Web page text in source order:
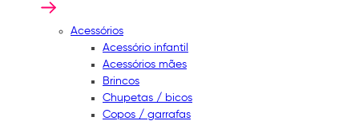
Acessórios
Acessório infantil
Acessórios mães
Brincos
Chupetas / bicos
Copos / garrafas